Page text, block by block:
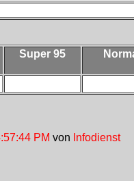
Super 95
PM von Infodienst